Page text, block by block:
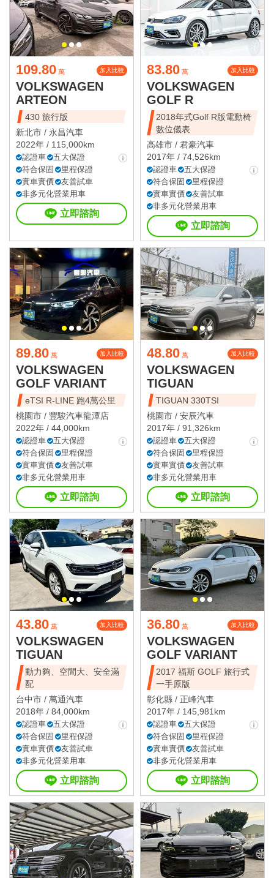
109.80 萬 加入比較
VOLKSWAGEN
ARTEON
430 旅行版
新北市 / 永昌汽車
2022年 / 115,000km
認證車
五大保證
符合保固
里程保證
實車實價
友善試車
非多元化營業用車
立即諮詢
83.80 萬 加入比較
VOLKSWAGEN
GOLF R
2018年式Golf R版電動椅
數位儀表
高雄市 / 君豪汽車
2017年 / 74,526km
認證車
五大保證
符合保固
里程保證
實車實價
友善試車
非多元化營業用車
立即諮詢
89.80 萬 加入比較
VOLKSWAGEN
GOLF VARIANT
eTSI R-LINE 跑4萬公里
桃園市 / 豐駿汽車龍潭店
2022年 / 44,000km
認證車
五大保證
符合保固
里程保證
實車實價
友善試車
非多元化營業用車
立即諮詢
48.80 萬 加入比較
VOLKSWAGEN
TIGUAN
TIGUAN 330TSI
桃園市 / 安辰汽車
2017年 / 91,326km
認證車
五大保證
符合保固
里程保證
實車實價
友善試車
非多元化營業用車
立即諮詢
43.80 萬 加入比較
VOLKSWAGEN
TIGUAN
動力夠、空間大、安全滿
配
台中市 / 萬通汽車
2018年 / 84,000km
認證車
五大保證
符合保固
里程保證
實車實價
友善試車
非多元化營業用車
立即諮詢
36.80 萬 加入比較
VOLKSWAGEN
GOLF VARIANT
2017 福斯 GOLF 旅行式
一手原版
彰化縣 / 正峰汽車
2017年 / 145,981km
認證車
五大保證
符合保固
里程保證
實車實價
友善試車
非多元化營業用車
立即諮詢